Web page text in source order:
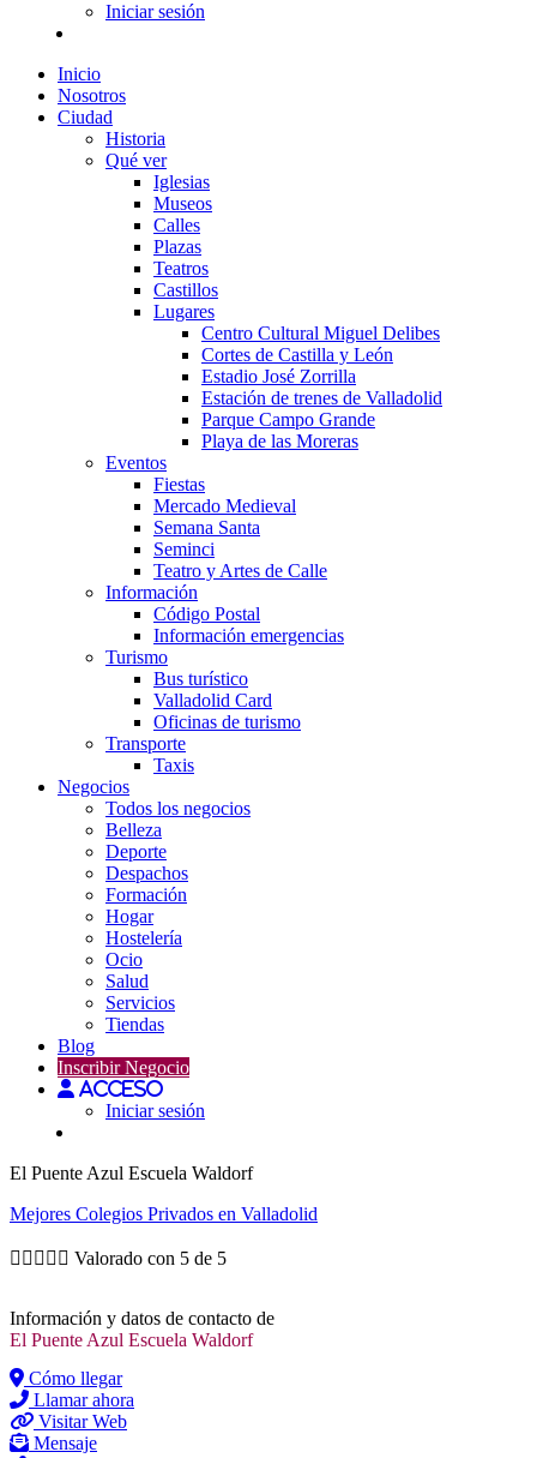
Iniciar sesión
Inicio
Nosotros
Ciudad
Historia
Qué ver
Iglesias
Museos
Calles
Plazas
Teatros
Castillos
Lugares
Centro Cultural Miguel Delibes
Cortes de Castilla y León
Estadio José Zorrilla
Estación de trenes de Valladolid
Parque Campo Grande
Playa de las Moreras
Eventos
Fiestas
Mercado Medieval
Semana Santa
Seminci
Teatro y Artes de Calle
Información
Código Postal
Información emergencias
Turismo
Bus turístico
Valladolid Card
Oficinas de turismo
Transporte
Taxis
Negocios
Todos los negocios
Belleza
Deporte
Despachos
Formación
Hogar
Hostelería
Ocio
Salud
Servicios
Tiendas
Blog
Inscribir Negocio
Acceso
Iniciar sesión
El Puente Azul Escuela Waldorf
Mejores Colegios Privados en Valladolid
     Valorado con 5 de 5
Información y datos de contacto de
El Puente Azul Escuela Waldorf
Cómo llegar
Llamar ahora
Visitar Web
Mensaje